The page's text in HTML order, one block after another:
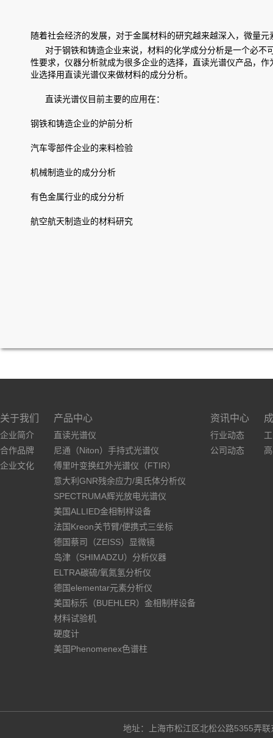
随着社会经济的发展，对于金属材料的研究越来越深入，微量
对于钢铁和铸造企业来说，材料的化学成分分析是一个必不
性要求，仪器分析就成为很多企业的选择，直读光谱仪产品，
业选择用直读光谱仪来做材料的成分分析。
直读光谱仪目前主要的应用在：
钢铁和铸造企业的炉前分析
汽车零部件企业的来料检验
机械制造业的成分分析
有色金属行业的成分分析
航空航天制造业的材料研究
关于我们
企业简介
合作品牌
企业文化
产品中心
直读光谱仪
尼通（Niton）手持式光谱仪
傅里叶变换红外光谱仪（FTIR）
意大利GNR残余应力/奥氏体分析仪
SPECTRUMA辉光放电光谱仪
美国ALLIED金相制样设备
法国Kreon关节臂/便携式三坐标
德国蔡司（ZEISS）显微镜
岛津（SHIMADZU）分析仪器
ELTRA碳硫/氧氮氢分析仪
德国elementar元素分析仪
美国标乐（BUEHLER）金相制样设备
材料试验机
硬度计
美国Phenomenex色谱柱
资讯中心
行业动态
公司动态
地址：上海市松江区北松公路5355